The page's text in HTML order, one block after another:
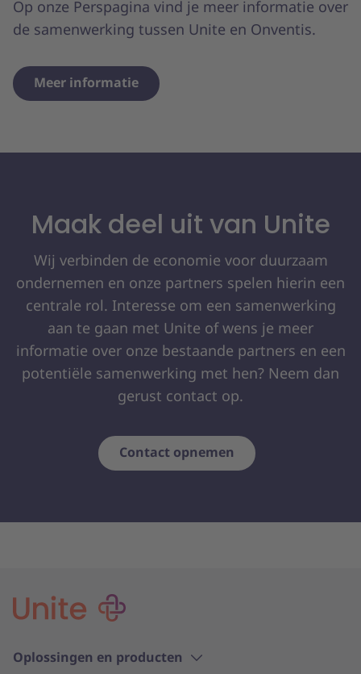
Op onze Perspagina vind je meer informatie over
de samenwerking tussen Unite en Onventis.
Meer informatie
Maak deel uit van Unite
Wij verbinden de economie voor duurzaam
ondernemen en onze partners spelen hierin een
centrale rol. Interesse om een samenwerking
aan te gaan met Unite of wens je meer
informatie over onze bestaande partners en een
potentiële samenwerking met hen? Neem dan
gerust contact op.
Contact opnemen
Oplossingen en producten